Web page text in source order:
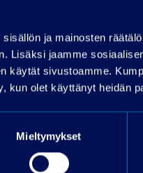
ja mainosten
Lisäksi jaamme
käytät sivustoamme.
kun olet käyttänyt heidän
Mieltymykset
määrän suhteen!
399€ ja
max 72 kk
onnistuu sopimuksen